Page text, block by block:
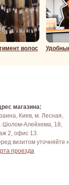
волос
магазина:
Киев, м. Лесная,
Шолом-Алейхема, 18,
2, офис 13.
визитом уточняйте
проезда